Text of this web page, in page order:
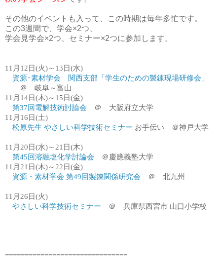
その他のイベントも入って、この時期は毎年多忙です。
この3週間で、学会×2つ、
学会見学会×2つ、セミナー×2つに参加します。
11月12日(火)～13日(水)
資源･素材学会 関西支部 「学生のための製錬現場研修会」
＠ 岐阜～富山
11月14日(木)～15日(金)
第37回電解技術討論会 ＠ 大阪府立大学
11月16日(土)
松原先生 やさしい科学技術セミナー お手伝い ＠神戸大学
11月20日(水)～21日(木)
第45回溶融塩化学討論会 ＠慶應義塾大学
11月21日(木)～22日(金)
資源・素材学会 第49回製錬関係研究会 ＠ 北九州
11月26日(火)
やさしい科学技術セミナー ＠ 兵庫県西宮市 山口小学校
===============================